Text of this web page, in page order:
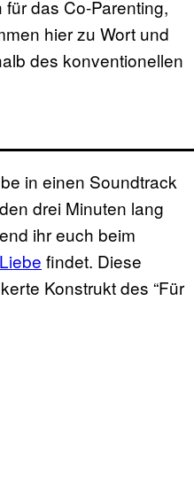
das Co-Parenting,
hier zu Wort und
des konventionellen
in einen Soundtrack
drei Minuten lang
ihr euch beim
Liebe findet. Diese
Konstrukt des “Für